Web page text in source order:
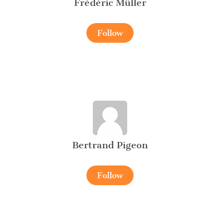
Frédéric Müller
Follow
Bertrand Pigeon
Follow